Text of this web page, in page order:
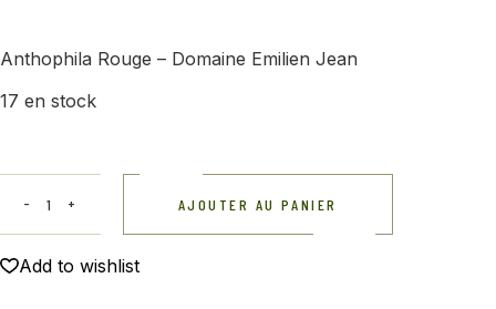
Anthophila Rouge – Domaine Emilien Jean
17 en stock
AJOUTER AU PANIER
Add to wishlist